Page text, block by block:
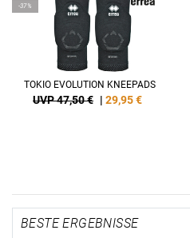
-37%
TOKIO EVOLUTION KNEEPADS
UVP 47,50 € | 29,95€